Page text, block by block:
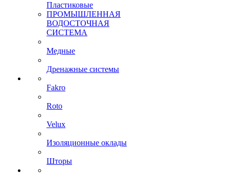
Пластиковые
ПРОМЫШЛЕННАЯ
ВОДОСТОЧНАЯ
СИСТЕМА
Медные
Дренажные системы
Fakro
Roto
Velux
Изоляционные оклады
Шторы